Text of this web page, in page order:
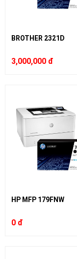
BROTHER 2321D
3,000,000 đ
HP MFP 179FNW
0 đ